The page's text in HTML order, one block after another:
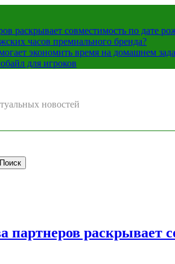
раскрывает совместимость по дате
часов премиального бренда?
экономить время на домашнем
для игроков
новостей
партнеров раскрывает